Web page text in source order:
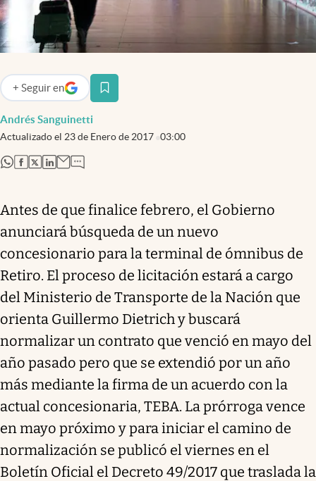
Mediakit
abre en nueva pestaña
Argentina
Andrés Sanguinetti
Actualizado el 23 de Enero de 2017 03:00
+ Seguir en
abre en nueva pestaña
abre en nueva pestaña
abre en nueva pestaña
abre en nueva pestaña
abre en nueva pestaña
Antes de que finalice febrero, el Gobierno
anunciará búsqueda de un nuevo
concesionario para la terminal de ómnibus de
Retiro. El proceso de licitación estará a cargo
del Ministerio de Transporte de la Nación que
orienta Guillermo Dietrich y buscará
normalizar un contrato que venció en mayo del
año pasado pero que se extendió por un año
más mediante la firma de un acuerdo con la
actual concesionaria, TEBA. La prórroga vence
en mayo próximo y para iniciar el camino de
normalización se publicó el viernes en el
Boletín Oficial el Decreto 49/2017 que traslada la